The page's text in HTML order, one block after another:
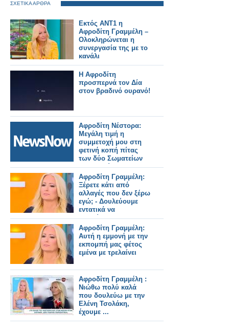
ΣΧΕΤΙΚΑ ΑΡΘΡΑ
Εκτός ΑΝΤ1 η
Αφροδίτη Γραμμέλη –
Ολοκληρώνεται η
συνεργασία της με το
κανάλι
Η Αφροδίτη
προσπερνά τον Δία
στον βραδινό ουρανό!
Αφροδίτη Νέστορα:
Μεγάλη τιμή η
συμμετοχή μου στη
φετινή κοπή πίτας
των δύο Σωματείων
Συνταξιούχων
υπαλλήλων του ΟΣΕ.
Αφροδίτη Γραμμέλη:
Ξέρετε κάτι από
αλλαγές που δεν ξέρω
εγώ; - Δουλεύουμε
εντατικά να
βελτιώσουμε την
εκπομπή μας
Αφροδίτη Γραμμέλη:
Αυτή η εμμονή με την
εκπομπή μας φέτος
εμένα με τρελαίνει
Αφροδίτη Γραμμέλη :
Νιώθω πολύ καλά
που δουλεύω με την
Ελένη Τσολάκη,
έχουμε ...